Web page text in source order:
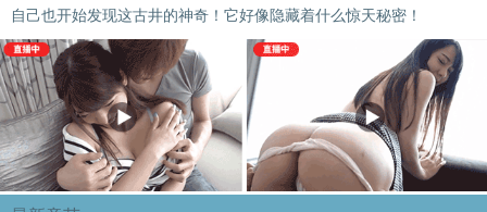
自己也开始发现这古井的神奇！它好像隐藏着什么惊天秘密！